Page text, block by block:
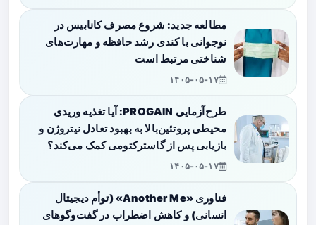
مطالعه جدید: شروع مصرف کانابیس در
نوجوانی با کندی رشد حافظه و مهارت‌های
شناختی مرتبط است
۱۴۰۵-۰۵-۱۷
طرح‌آزمایی PROGAIN: آیا تغذیه وریدی
محیطی پروتئین‌بالا به بهبود تعادل نیتروژن و
بازیابی پس از گاسترکتومی کمک می‌کند؟
۱۴۰۵-۰۵-۱۷
فناوری «Another Me» (توأم دیجیتال
انسانی) و کاهش اضطراب در گفت‌وگوهای